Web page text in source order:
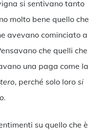
si sentivano tanto
molto bene quello che
avevano cominciato a
che quelli che
una paga come la
, perché solo loro si
su quello che è